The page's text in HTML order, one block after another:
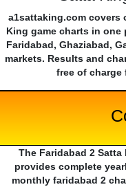
a1sattaking.com covers
King game charts in one
Faridabad, Ghaziabad,
markets. Results and
free of charge
The Faridabad 2
provides complete
monthly faridabad 2